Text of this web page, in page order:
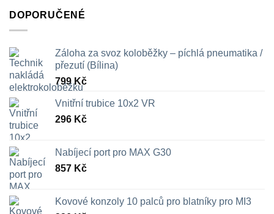
DOPORUČENÉ
Záloha za svoz koloběžky – píchlá pneumatika /
přezutí (Bílina)
799Kč
Vnitřní trubice 10x2 VR
296 Kč
Nabíjecí port pro MAX G30
857 Kč
Kovové konzoly 10 palců pro blatníky pro MI3